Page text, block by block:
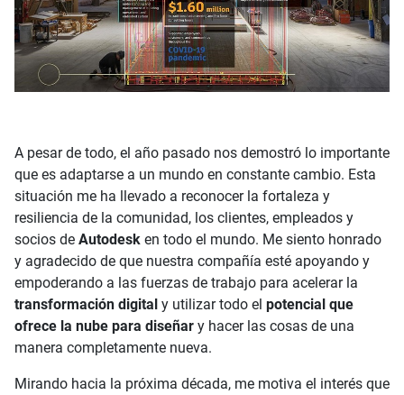
A pesar de todo, el año pasado nos demostró lo importante
que es adaptarse a un mundo en constante cambio. Esta
situación me ha llevado a reconocer la fortaleza y
resiliencia de la comunidad, los clientes, empleados y
socios de Autodesk en todo el mundo. Me siento honrado
y agradecido de que nuestra compañía esté apoyando y
empoderando a las fuerzas de trabajo para acelerar la
transformación digital y utilizar todo el potencial que
ofrece la nube para diseñar y hacer las cosas de una
manera completamente nueva.
Mirando hacia la próxima década, me motiva el interés que